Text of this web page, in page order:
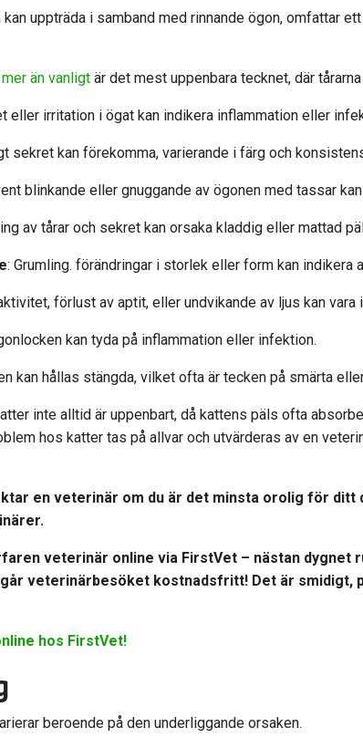
uppträda i samband med rinnande ögon, omfattar
än vanligt är det mest uppenbara tecknet, där
eller irritation i ögat kan indikera inflammation eller
sekret kan förekomma, varierande i färg och
blinkande eller gnuggande av ögonen med tassar
av tårar och sekret kan orsaka kladdig eller mattad
: Grumling. förändringar i storlek eller form kan indikera
förlust av aptit, eller undvikande av ljus kan
kan tyda på inflammation eller infektion.
kan hållas stängda, vilket ofta är tecken på smärta
inte alltid är uppenbart, då kattens päls ofta
hos katter tas på allvar och utvärderas av en
en veterinär om du är det minsta orolig för ditt
veterinär online via FirstVet – nästan dygnet
veterinärbesöket kostnadsfritt! Det är smidigt,
hos FirstVet!
beroende på den underliggande orsaken.